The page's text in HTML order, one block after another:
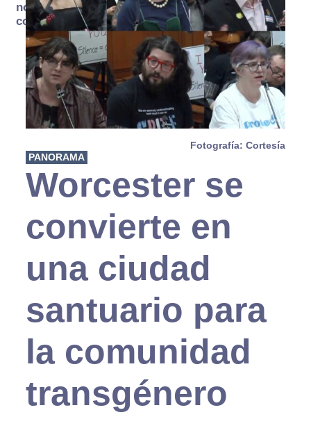
no se
consume
Fotografía: Cortesía
PANORAMA
Worcester se
convierte en
una ciudad
santuario para
la comunidad
transgénero